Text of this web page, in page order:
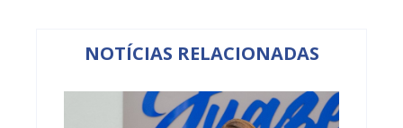
NOTÍCIAS RELACIONADAS